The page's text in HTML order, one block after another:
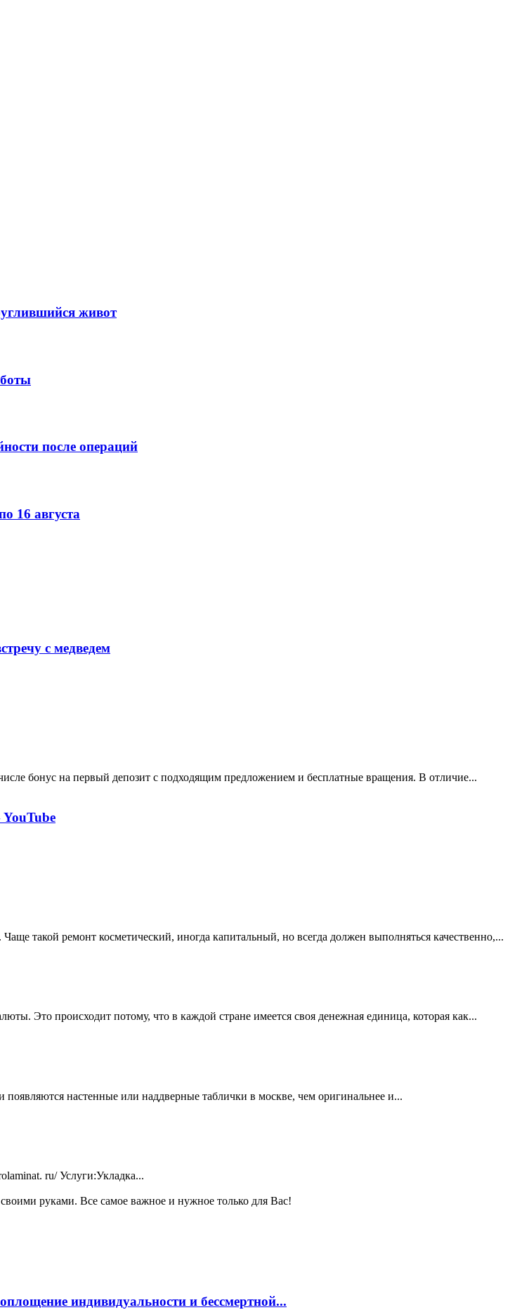
живот
после операций
16 августа
с медведем
бонус на первый депозит с подходящим предложением и бесплатные вращения. В отличие...
такой ремонт косметический, иногда капитальный, но всегда должен выполняться качественно,...
Это происходит потому, что в каждой стране имеется своя денежная единица, которая как...
настенные или наддверные таблички в москве, чем оригинальнее и...
ru/ Услуги:Укладка...
руками. Все самое важное и нужное только для Вас!
индивидуальности и бессмертной...